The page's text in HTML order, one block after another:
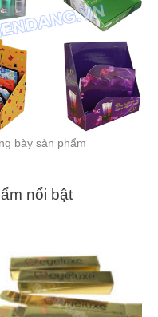
bày sản phẩm
nổi bật